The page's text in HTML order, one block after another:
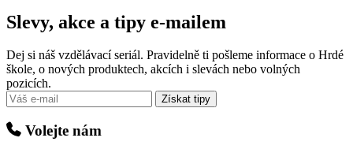
Slevy, akce a tipy e-mailem
Dej si náš vzdělávací seriál. Pravidelně ti pošleme informace o Hrdé
škole, o nových produktech, akcích i slevách nebo volných
pozicích.
Získat tipy
Volejte nám